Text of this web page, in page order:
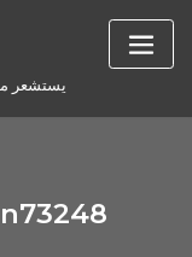
يستشعر